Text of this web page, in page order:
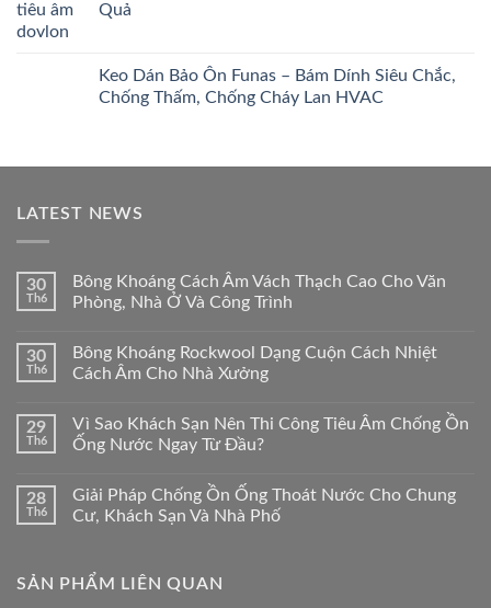
Quả
Keo Dán Bảo Ôn Funas – Bám Dính Siêu Chắc,
Chống Thấm, Chống Cháy Lan HVAC
LATEST NEWS
30
Th6
Bông Khoáng Cách Âm Vách Thạch Cao Cho Văn
Phòng, Nhà Ở Và Công Trình
30
Th6
Bông Khoáng Rockwool Dạng Cuộn Cách Nhiệt
Cách Âm Cho Nhà Xưởng
29
Th6
Vì Sao Khách Sạn Nên Thi Công Tiêu Âm Chống Ồn
Ống Nước Ngay Từ Đầu?
28
Th6
Giải Pháp Chống Ồn Ống Thoát Nước Cho Chung
Cư, Khách Sạn Và Nhà Phố
SẢN PHẨM LIÊN QUAN